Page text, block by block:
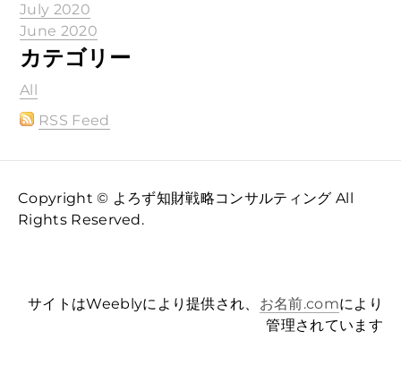
July 2020
June 2020
カテゴリー
All
RSS Feed
Copyright © よろず知財戦略コンサルティング All
Rights Reserved.
サイトはWeeblyにより提供され、 お名前.comにより
管理されています